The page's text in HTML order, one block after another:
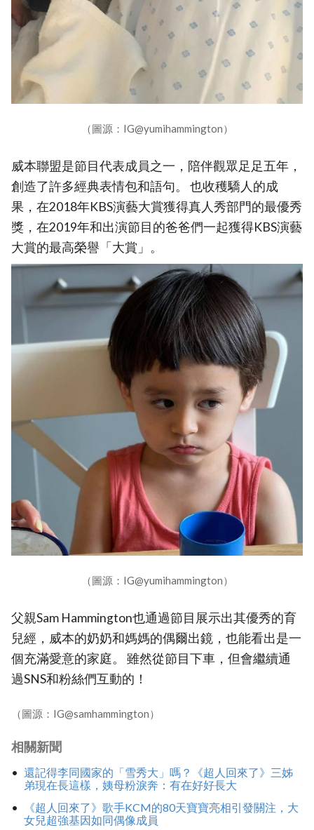
（圖源：IG@yumihammington）
威本聯盟是節目代表成員之一，陪伴觀眾足足五年，
創造了許多經典表情包和語句。 也收穫驕人的成
果，在2018年KBS演藝大賞獲得真人秀部門的最優秀
獎，在2019年和出演節目的爸爸們一起獲得KBS演藝
大賞的最高榮譽「大賞」。
（圖源：IG@yumihammington）
父親Sam Hammington也通過節目展示出其優秀的育
兒經，威本的奶奶和媽媽的偶爾出鏡，也能看出是一
個充滿愛意的家庭。 雖然從節目下車，但會繼續通
過SNS和粉絲們互動的！
（圖源：IG@samhammington）
相關新聞
還記得李同國家的「雪秀大」嗎？《超人回來了》三姊
弟現在長這樣，姨母粉淚奔：有在好好長大
《超人回來了》歌手KCM的80天寶寶亮相引發關注，大
女兒超強基因如同偶像成員